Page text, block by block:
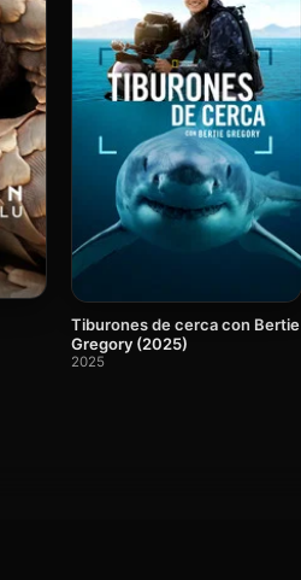
Tiburones de cerca con Bertie
Gregory (2025)
2025